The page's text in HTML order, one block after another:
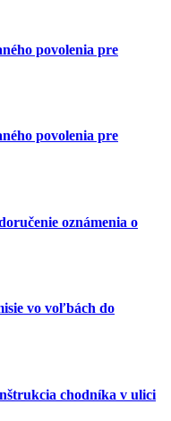
povolenia pre
povolenia pre
oznámenia o
vo voľbách do
chodníka v ulici